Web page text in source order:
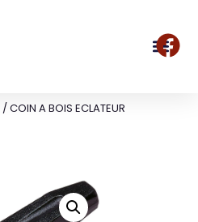
/ COIN A BOIS ECLATEUR